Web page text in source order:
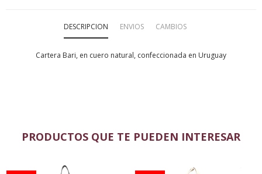
DESCRIPCION ENVIOS CAMBIOS
Cartera Bari, en cuero natural, confeccionada en Uruguay
PRODUCTOS QUE TE PUEDEN INTERESAR